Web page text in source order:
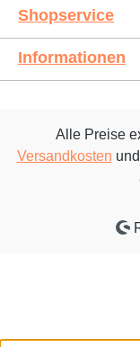
Shopservice
Informationen
Alle Preise
Versandkosten